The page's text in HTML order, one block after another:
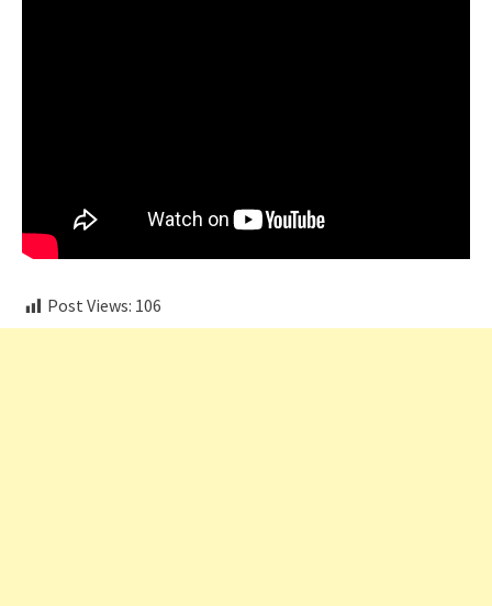
Post Views: 106